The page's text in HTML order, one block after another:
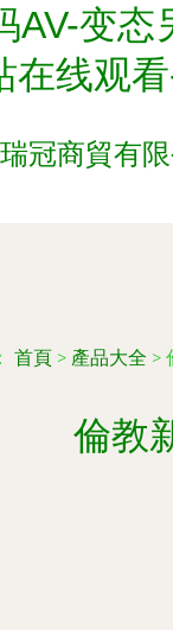
AV-变
在线观
冠商貿有限
首頁 > 產品大全 >
倫教